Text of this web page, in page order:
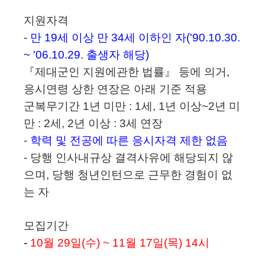
지원자격
- 만 19세 이상 만 34세 이하인 자('90.10.30.
~ '06.10.29. 출생자 해당)
『제대군인 지원에관한 법률』 등에 의거,
응시연령 상한 연장은 아래 기준 적용
군복무기간 1년 미만 : 1세, 1년 이상~2년 미
만 : 2세, 2년 이상 : 3세 연장
- 학력 및 전공에 따른 응시자격 제한 없음
- 당행 인사내규상 결격사유에 해당되지 않
으며, 당행 청년인턴으로 근무한 경험이 없
는 자
모집기간
- 10월 29일(수) ~ 11월 17일(목) 14시